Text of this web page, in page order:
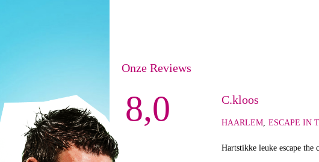
Onze Reviews
8,0 C.kloos
HAARLEM, ESCAPE IN
Hartstikke leuke escape the